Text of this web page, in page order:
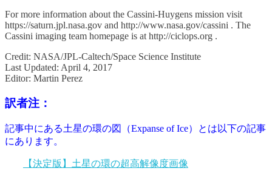
For more information about the Cassini-Huygens mission visit
https://saturn.jpl.nasa.gov and http://www.nasa.gov/cassini . The
Cassini imaging team homepage is at http://ciclops.org .
Credit: NASA/JPL-Caltech/Space Science Institute
Last Updated: April 4, 2017
Editor: Martin Perez
訳者注：
記事中にある土星の環の図（Expanse of Ice）とは以下の記事
にあります。
【決定版】土星の環の超高解像度画像